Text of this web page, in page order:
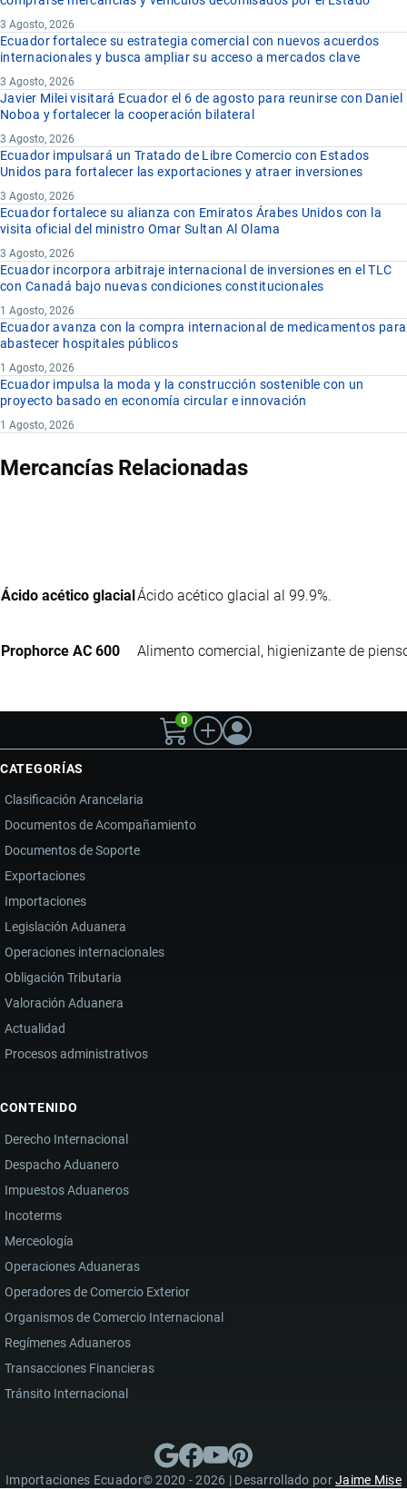
3 Agosto, 2026
Ecuador fortalece su estrategia comercial con nuevos acuerdos
internacionales y busca ampliar su acceso a mercados clave
3 Agosto, 2026
Javier Milei visitará Ecuador el 6 de agosto para reunirse con Daniel
Noboa y fortalecer la cooperación bilateral
3 Agosto, 2026
Ecuador impulsará un Tratado de Libre Comercio con Estados
Unidos para fortalecer las exportaciones y atraer inversiones
3 Agosto, 2026
Ecuador fortalece su alianza con Emiratos Árabes Unidos con la
visita oficial del ministro Omar Sultan Al Olama
3 Agosto, 2026
Ecuador incorpora arbitraje internacional de inversiones en el TLC
con Canadá bajo nuevas condiciones constitucionales
1 Agosto, 2026
Ecuador avanza con la compra internacional de medicamentos para
abastecer hospitales públicos
1 Agosto, 2026
Ecuador impulsa la moda y la construcción sostenible con un
proyecto basado en economía circular e innovación
1 Agosto, 2026
Mercancías Relacionadas
Ácido acético glacial Ácido acético glacial al 99.9%.
Prophorce AC 600 Alimento comercial, higienizante de
0
CATEGORÍAS
Clasificación Arancelaria
Documentos de Acompañamiento
Documentos de Soporte
Exportaciones
Importaciones
Legislación Aduanera
Operaciones internacionales
Obligación Tributaria
Valoración Aduanera
Actualidad
Procesos administrativos
CONTENIDO
Derecho Internacional
Despacho Aduanero
Impuestos Aduaneros
Incoterms
Merceología
Operaciones Aduaneras
Operadores de Comercio Exterior
Organismos de Comercio Internacional
Regímenes Aduaneros
Transacciones Financieras
Tránsito Internacional
Importaciones Ecuador© 2020 - 2026 | Desarrollado porJaime Mise